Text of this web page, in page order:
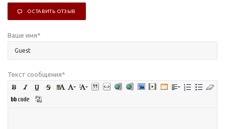
ОСТАВИТЬ ОТЗЫВ
Ваше имя*
Текст сообщения*